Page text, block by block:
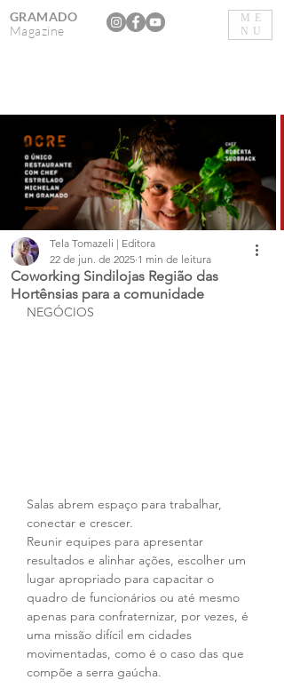
ME
NU
GRAMADO
Magazine
Coworking Sindilojas Região das
Hortênsias para a comunidade
Tela Tomazeli | Editora
22 de jun. de 2025 1 min de leitura
NEGÓCIOS
Salas abrem espaço para trabalhar,
conectar e crescer.
Reunir equipes para apresentar
resultados e alinhar ações, escolher um
lugar apropriado para capacitar o
quadro de funcionários ou até mesmo
apenas para confraternizar, por vezes, é
uma missão difícil em cidades
movimentadas, como é o caso das que
compõe a serra gaúcha.